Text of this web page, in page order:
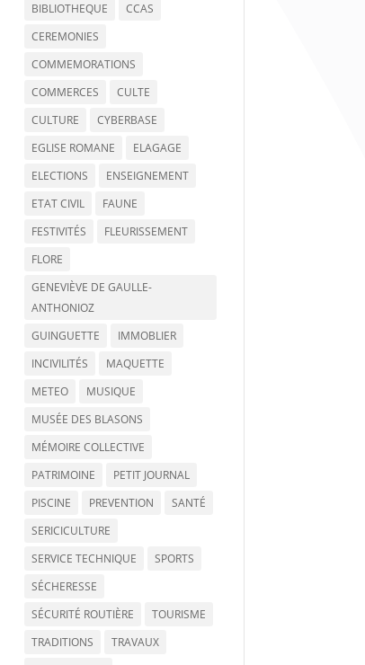
BIBLIOTHEQUE
CCAS
CEREMONIES
COMMEMORATIONS
COMMERCES
CULTE
CULTURE
CYBERBASE
EGLISE ROMANE
ELAGAGE
ELECTIONS
ENSEIGNEMENT
ETAT CIVIL
FAUNE
FESTIVITÉS
FLEURISSEMENT
FLORE
GENEVIÈVE DE GAULLE-
ANTHONIOZ
GUINGUETTE
IMMOBLIER
INCIVILITÉS
MAQUETTE
METEO
MUSIQUE
MUSÉE DES BLASONS
MÉMOIRE COLLECTIVE
PATRIMOINE
PETIT JOURNAL
PISCINE
PREVENTION
SANTÉ
SERICICULTURE
SERVICE TECHNIQUE
SPORTS
SÉCHERESSE
SÉCURITÉ ROUTIÈRE
TOURISME
TRADITIONS
TRAVAUX